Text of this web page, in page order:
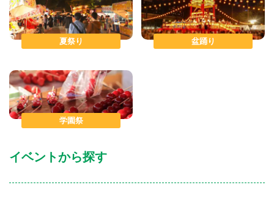
イベントから探す
夏祭り 盆踊り
学園祭